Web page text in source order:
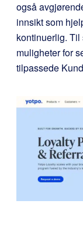
også
innsikt som
kontinuerlig.
muligheter for
tilpassede